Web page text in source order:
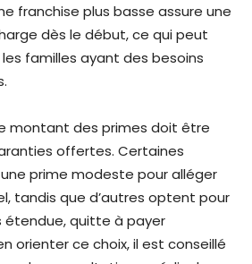
franchise plus basse assure une
dès le début, ce qui peut
familles ayant des besoins
montant des primes doit être
offertes. Certaines
prime modeste pour alléger
tandis que d’autres optent pour
étendue, quitte à payer
orienter ce choix, il est conseillé